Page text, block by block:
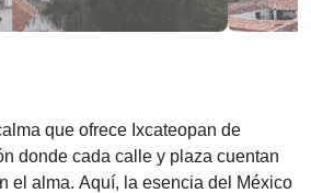
que ofrece Ixcateopan de
donde cada calle y plaza cuentan
el alma. Aquí, la esencia del México